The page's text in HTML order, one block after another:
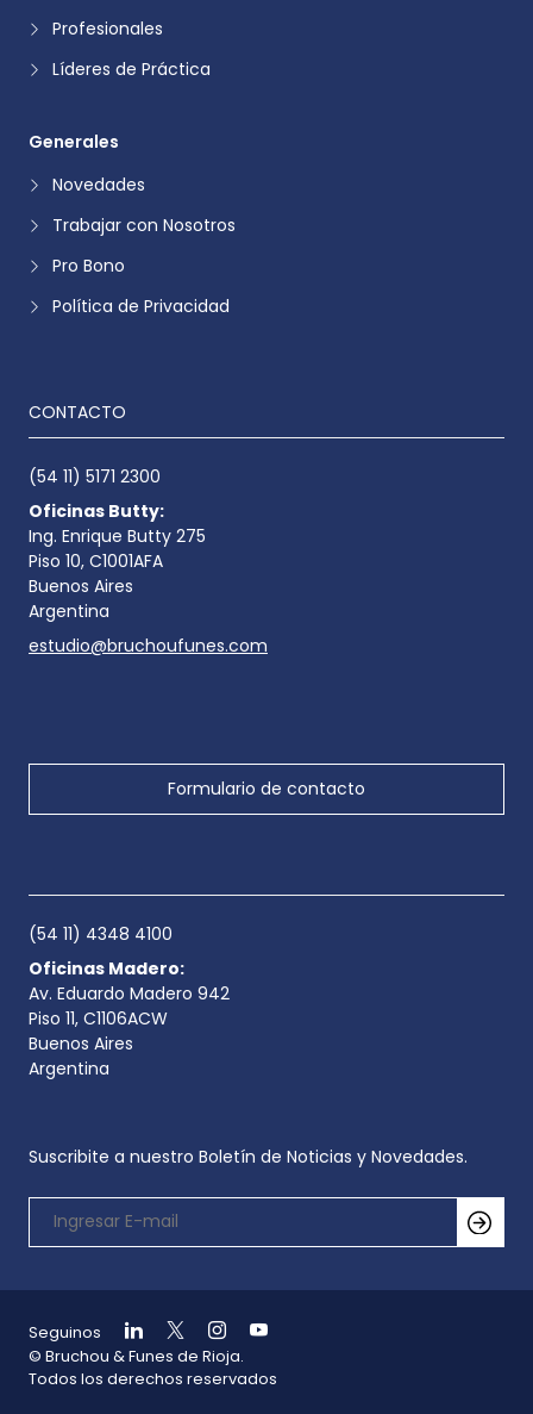
Profesionales
Líderes de Práctica
Generales
Novedades
Trabajar con Nosotros
Pro Bono
Política de Privacidad
CONTACTO
(54 11) 5171 2300
Oficinas Butty:
Ing. Enrique Butty 275
Piso 10, C1001AFA
Buenos Aires
Argentina
estudio@bruchoufunes.com
Formulario de contacto
(54 11) 4348 4100
Oficinas Madero:
Av. Eduardo Madero 942
Piso 11, C1106ACW
Buenos Aires
Argentina
Suscribite a nuestro Boletín de Noticias y Novedades.
© Bruchou & Funes de Rioja.
Todos los derechos reservados
Seguinos